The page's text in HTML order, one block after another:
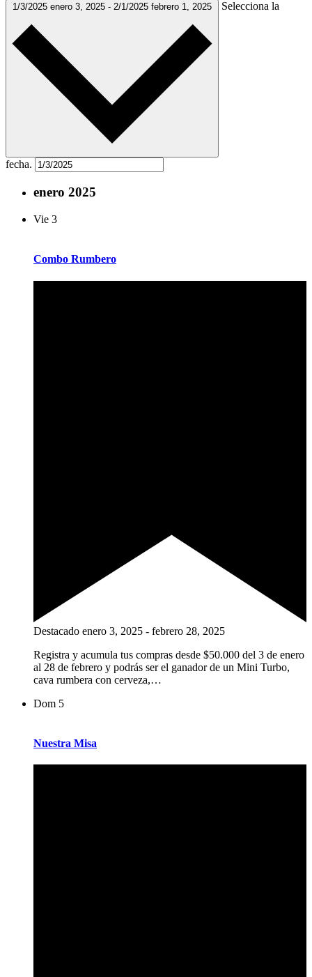
1/3/2025 enero 3, 2025 - 2/1/2025 febrero 1, 2025 Selecciona la
fecha.
enero 2025
Vie 3
Combo Rumbero
Destacado enero 3, 2025 - febrero 28, 2025
Registra y acumula tus compras desde $50.000 del 3 de enero
al 28 de febrero y podrás ser el ganador de un Mini Turbo,
cava rumbera con cerveza,…
Dom 5
Nuestra Misa